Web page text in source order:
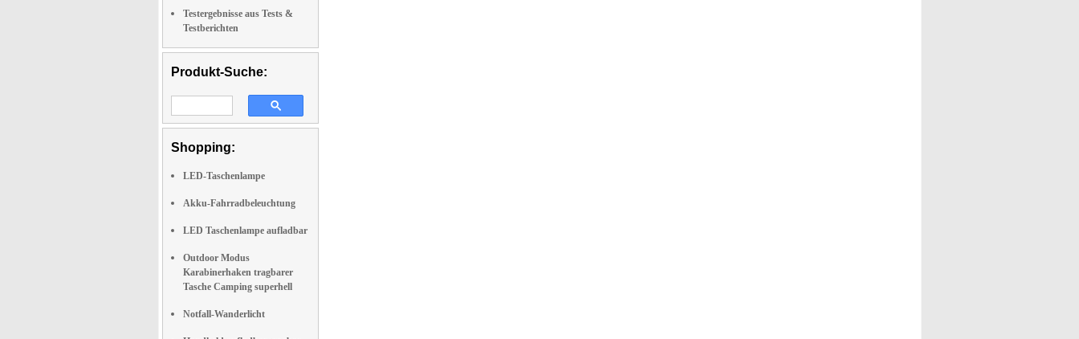
Testergebnisse aus Tests &
Testberichten
Produkt-Suche:
Shopping:
LED-Taschenlampe
Akku-Fahrradbeleuchtung
LED Taschenlampe aufladbar
Outdoor Modus
Karabinerhaken tragbarer
Tasche Camping superhell
Notfall-Wanderlicht